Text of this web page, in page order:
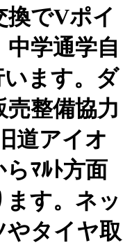
でVポイ
学通学自
ます。ダ
整備協力
道アイオ
ﾏﾙﾄ方面
す。ネッ
やタイヤ取